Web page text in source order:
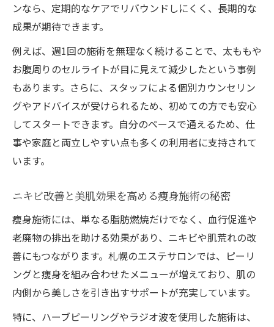
ンなら、定期的なケアでリバウンドしにくく、長期的な
成果が期待できます。
例えば、週1回の施術を無理なく続けることで、太ももや
お腹周りのセルライトが目に見えて減少したという事例
もあります。さらに、スタッフによる個別カウンセリン
グやアドバイスが受けられるため、初めての方でも安心
してスタートできます。自分のペースで通えるため、仕
事や家庭と両立しやすい点も多くの利用者に支持されて
います。
ニキビ改善と美肌効果を高める痩身施術の秘密
痩身施術には、単なる脂肪燃焼だけでなく、血行促進や
老廃物の排出を助ける効果があり、ニキビや肌荒れの改
善にもつながります。札幌のエステサロンでは、ピーリ
ングと痩身を組み合わせたメニューが増えており、肌の
内側から美しさを引き出すサポートが充実しています。
特に、ハーブピーリングやラジオ波を使用した施術は、